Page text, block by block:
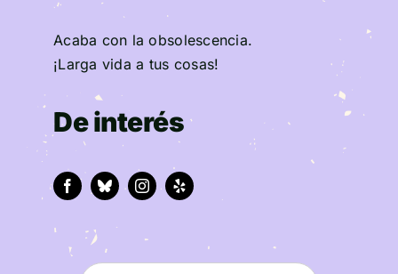
Acaba con la obsolescencia.
¡Larga vida a tus cosas!
De interés